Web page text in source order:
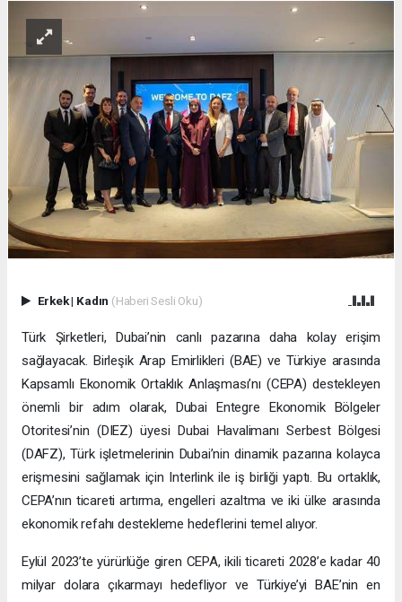
Erkek| Kadın (Haberi Sesli Oku)
Türk Şirketleri, Dubai’nin canlı pazarına daha kolay erişim
sağlayacak. Birleşik Arap Emirlikleri (BAE) ve Türkiye arasında
Kapsamlı Ekonomik Ortaklık Anlaşması’nı (CEPA) destekleyen
önemli bir adım olarak, Dubai Entegre Ekonomik Bölgeler
Otoritesi’nin (DIEZ) üyesi Dubai Havalimanı Serbest Bölgesi
(DAFZ), Türk işletmelerinin Dubai’nin dinamik pazarına kolayca
erişmesini sağlamak için Interlink ile iş birliği yaptı. Bu ortaklık,
CEPA’nın ticareti artırma, engelleri azaltma ve iki ülke arasında
ekonomik refahı destekleme hedeflerini temel alıyor.
Eylül 2023’te yürürlüğe giren CEPA, ikili ticareti 2028’e kadar 40
milyar dolara çıkarmayı hedefliyor ve Türkiye’yi BAE’nin en